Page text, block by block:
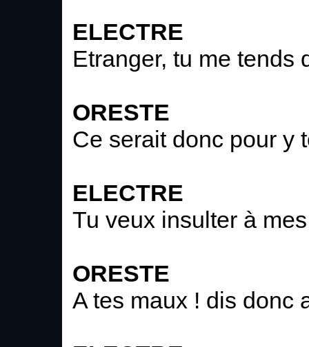
ELECTRE
Etranger, tu me tends
ORESTE
Ce serait donc pour y
ELECTRE
Tu veux insulter à
ORESTE
A tes maux ! dis donc